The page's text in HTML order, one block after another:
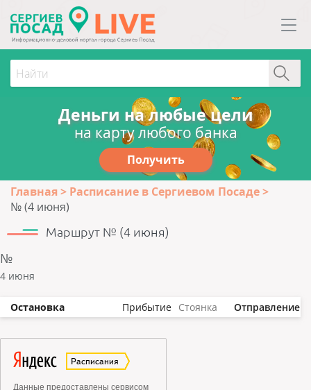
Деньги на любые цели
на карту любого банка
Получить
Главная
Расписание в Сергиевом Посаде
№ (4 июня)
Маршрут № (4 июня)
№
4 июня
Остановка Прибытие Стоянка Отправление